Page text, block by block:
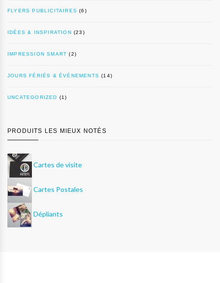
FLYERS PUBLICITAIRES (6)
IDÉES & INSPIRATION (23)
IMPRESSION SMART (2)
JOURS FÉRIÉS & ÉVÉNEMENTS (14)
UNCATEGORIZED (1)
PRODUITS LES MIEUX NOTÉS
Cartes de visite
Cartes Postales
Dépliants